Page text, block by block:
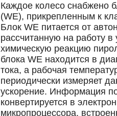
Каждое колесо снабжено
(WE), прикрепленным к
Блок WE питается от
рассчитанную на работу
химическую реакцию
блока WE находится в
тока, а рабочая
периодически измеряет
ускорение. Информация
конвертируется в
микропроцессора,